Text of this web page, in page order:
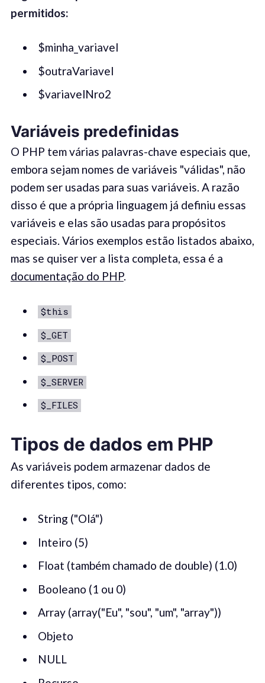
permitidos:
$minha_variavel
$outraVariavel
$variavelNro2
Variáveis ​​predefinidas
O PHP tem várias palavras-chave especiais que,
embora sejam nomes de variáveis ​​"válidas", não
podem ser usadas para suas variáveis. A razão
disso é que a própria linguagem já definiu essas
variáveis ​​e elas são usadas para propósitos
especiais. Vários exemplos estão listados abaixo,
mas se quiser ver a lista completa, essa é a
documentação do PHP.
$this
$_GET
$_POST
$_SERVER
$_FILES
Tipos de dados em PHP
As variáveis ​​podem armazenar dados de
diferentes tipos, como:
String ("Olá")
Inteiro (5)
Float (também chamado de double) (1.0)
Booleano (1 ou 0)
Array (array("Eu", "sou", "um", "array"))
Objeto
NULL